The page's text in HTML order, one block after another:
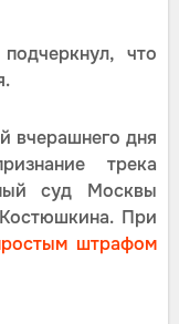
что
вчерашнего дня
трека
суд Москвы
При
штрафом